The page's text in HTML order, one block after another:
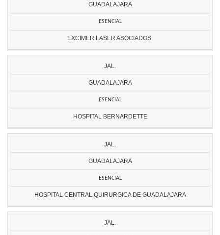
GUADALAJARA
ESENCIAL
EXCIMER LASER ASOCIADOS
JAL.
GUADALAJARA
ESENCIAL
HOSPITAL BERNARDETTE
JAL.
GUADALAJARA
ESENCIAL
HOSPITAL CENTRAL QUIRURGICA DE GUADALAJARA
JAL.